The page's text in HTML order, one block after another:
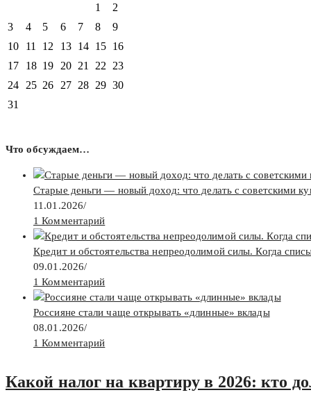
1
2
3
4 5 6 7 8
9
10
11 12 13 14 15 16
17
18 19 20 21 22
23
24
25 26 27 28 29 30
31
Что обсуждаем…
Старые деньги — новый доход: что делать с советскими
11.01.2026/
1 Комментарий
Кредит и обстоятельства непреодолимой силы. Когда
09.01.2026/
1 Комментарий
Россияне стали чаще открывать «длинные» вклады
08.01.2026/
1 Комментарий
Какой налог на квартиру в 2026: кто